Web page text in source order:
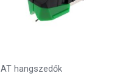
AT hangszedők